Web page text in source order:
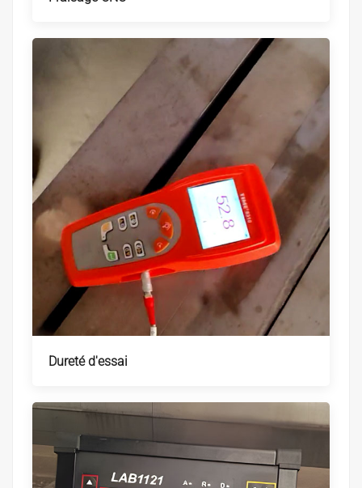
Dureté d'essai